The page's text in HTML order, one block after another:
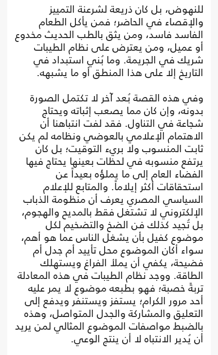
للنهوض، بل كان ذريعة لشرعنة التمييز
والإقصاء في الحاضر؛ فمن يأكل الطعام
الفاسد فاسد، ومن يثق بالطب الحديث مخدوع
أو عميل، ومن يعترض على نظام الطيبات
شريك في الجريمة. وما بُني استبداد في
التاريخ إلا على هذا المنطق أو ما يشبهه.
وفي هذه القصة بُعد آخر لا تكتمل الصورة
بدونه، وإن كان مما يصعب إثباته ويحتاج
شجاعة في التناول. فقد لفت انتباهنا أن
الاهتمام الإعلامي بالعوضي ونظامه لم يكن
ثابت المنسوب ولا بريء التوقيت؛ بل كان
يرتفع منسوبه في لحظات بعينها يحتاج فيها
الفضاء العام إلى ما يملؤه بعيداً عن
استحقاقات أكثر إيلاماً. والمتابع للإعلام
السياسي المصري يعرف أن منظومة الذباب
الإلكتروني لا تشتغل فقط بالمديح والهجوم،
بل تُجيد كذلك فن الضخ والتضخيم لكل
موضوع كفيل بأن يشغل الناس عما هو أهم،
سواء أكان الموضوع محل تأييد أم جدل أم
فضيحة، يكفي أن يملأ الفراغ ويستهلك
الطاقة. ووجد نظام الطيبات في هذه المعادلة
تربةً خصبة؛ فهو بطبعه موضوع لا يمر عليه
أحد مرور الكرام؛ يستفز ويستنفر ويدفع إلى
التعليق والمشاركة والجدل المتواصل، وهذه
بالضبط مواصفات الموضوع المثالي لمن يريد
أن يُدير الانتباه لا أن ينتج الوعي.